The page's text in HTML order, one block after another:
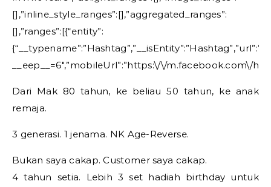
[],”inline_style_ranges”:[],”aggregated_ranges”:
[],”ranges”:[{“entity”:
__eep__=6″,”mobileUrl”:”https:\/\/m.facebook.com\/
Dari Mak 80 tahun, ke beliau 50 tahun, ke anak
remaja.
3 generasi. 1 jenama. NK Age-Reverse.
Bukan saya cakap. Customer saya cakap.
4 tahun setia. Lebih 3 set hadiah birthday untuk